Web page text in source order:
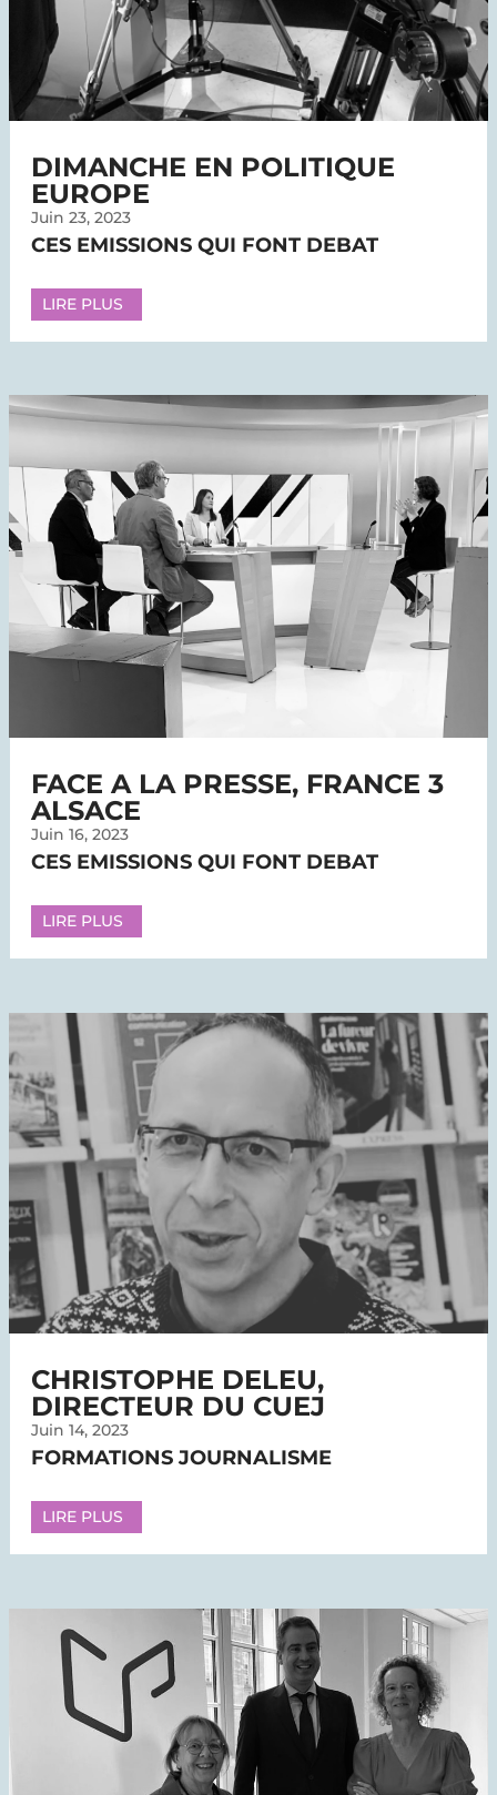
DIMANCHE EN POLITIQUE
EUROPE
Juin 23, 2023
CES EMISSIONS QUI FONT DEBAT
LIRE PLUS
FACE A LA PRESSE, FRANCE 3
ALSACE
Juin 16, 2023
CES EMISSIONS QUI FONT DEBAT
LIRE PLUS
CHRISTOPHE DELEU,
DIRECTEUR DU CUEJ
Juin 14, 2023
FORMATIONS JOURNALISME
LIRE PLUS